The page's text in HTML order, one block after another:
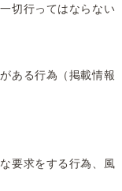
切行ってはならない
ある行為（掲載情報
要求をする行為、風